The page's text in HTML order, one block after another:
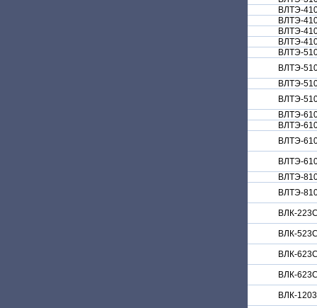
ВЛТЭ-
ВЛТЭ-
ВЛТЭ-
ВЛТЭ-
ВЛТЭ-
ВЛТЭ-
ВЛТЭ-
ВЛТЭ-
ВЛТЭ-
ВЛТЭ-
ВЛТЭ-
ВЛТЭ-
ВЛТЭ-
ВЛТЭ-
ВЛК-
ВЛК-
ВЛК-
ВЛК-
ВЛК-